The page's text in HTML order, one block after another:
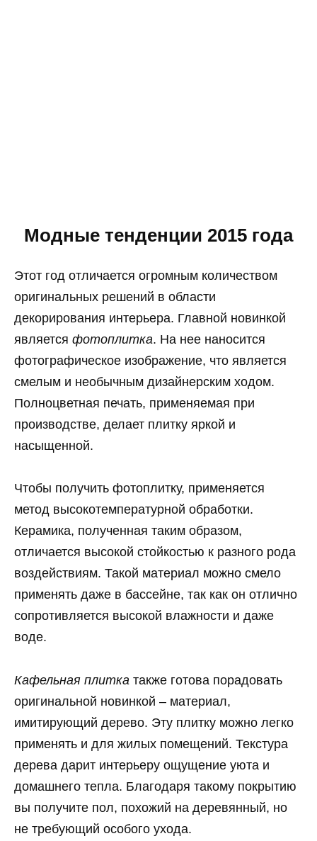
Модные тенденции 2015 года
Этот год отличается огромным количеством
оригинальных решений в области
декорирования интерьера. Главной новинкой
является фотоплитка. На нее наносится
фотографическое изображение, что является
смелым и необычным дизайнерским ходом.
Полноцветная печать, применяемая при
производстве, делает плитку яркой и
насыщенной.
Чтобы получить фотоплитку, применяется
метод высокотемпературной обработки.
Керамика, полученная таким образом,
отличается высокой стойкостью к разного рода
воздействиям. Такой материал можно смело
применять даже в бассейне, так как он отлично
сопротивляется высокой влажности и даже
воде.
Кафельная плитка также готова порадовать
оригинальной новинкой – материал,
имитирующий дерево. Эту плитку можно легко
применять и для жилых помещений. Текстура
дерева дарит интерьеру ощущение уюта и
домашнего тепла. Благодаря такому покрытию
вы получите пол, похожий на деревянный, но
не требующий особого ухода.